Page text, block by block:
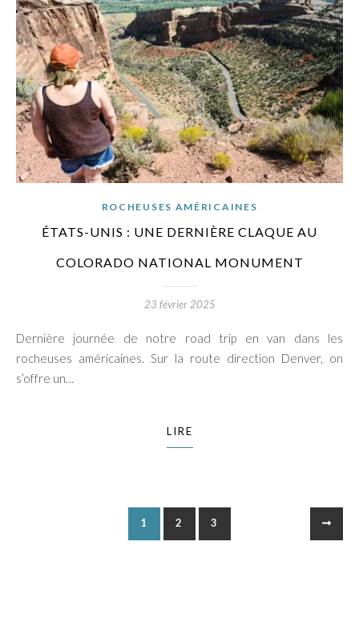
ROCHEUSES AMÉRICAINES
ÉTATS-UNIS : UNE DERNIÈRE CLAQUE AU
COLORADO NATIONAL MONUMENT
23 février 2025
Dernière journée de notre road trip en van dans les
rocheuses américaines. Sur la route direction Denver, on
s’offre un…
LIRE
1 2 3